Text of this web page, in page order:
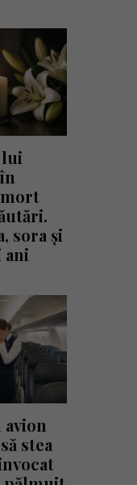
lui
sora și
stea